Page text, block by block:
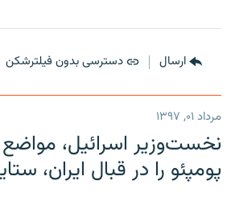
ارسال دسترسی بدون فیلترشکن
مرداد ۰۱, ۱۳۹۷
نخست‌وزیر اسرائیل،
پومپئو را در قبال ایران،